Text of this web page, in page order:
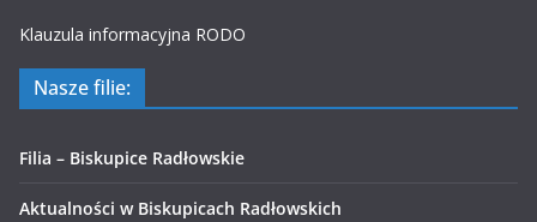
Klauzula informacyjna RODO
Nasze filie:
Filia – Biskupice Radłowskie
Aktualności w Biskupicach Radłowskich